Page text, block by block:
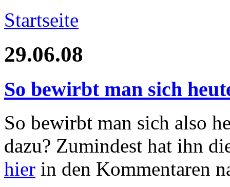
Startseite
29.06.08
So bewirbt man sich
So bewirbt man sich also
dazu? Zumindest hat ihn
hier in den Kommentaren